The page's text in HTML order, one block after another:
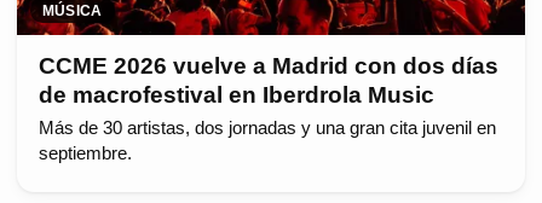
MÚSICA
CCME 2026 vuelve a Madrid con dos días
de macrofestival en Iberdrola Music
Más de 30 artistas, dos jornadas y una gran cita juvenil en
septiembre.